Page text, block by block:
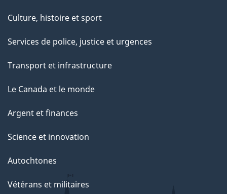
Culture, histoire et sport
Services de police, justice et urgences
Transport et infrastructure
Le Canada et le monde
Argent et finances
Science et innovation
Autochtones
Vétérans et militaires